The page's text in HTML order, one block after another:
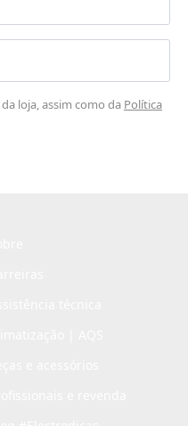
da loja, assim como da Política